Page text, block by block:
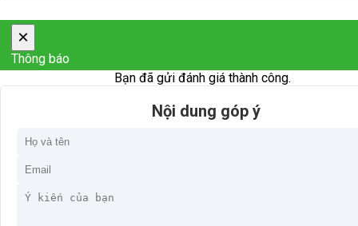
×
Thông báo
Bạn đã gửi đánh giá thành công.
Nội dung góp ý